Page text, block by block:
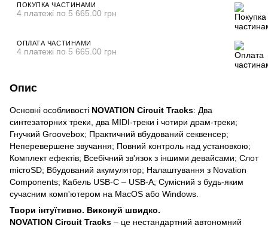
ПОКУПКА ЧАСТИНАМИ
4 платежі по 5 665.00 грн
ОПЛАТА ЧАСТИНАМИ
4 платежі по 5 665.00 грн
Опис
Основні особливості NOVATION Circuit Tracks: Два
синтезаторних треки, два MIDI-треки і чотири драм-треки;
Гнучкий Groovebox; Практичний вбудований секвенсер;
Неперевершене звучання; Повний контроль над установкою;
Комплект ефектів; Всебічний зв'язок з іншими девайсами; Слот
microSD; Вбудований акумулятор; Налаштування з Novation
Components; Кабель USB-C – USB-A; Сумісний з будь-яким
сучасним комп'ютером на MacOS або Windows.
Твори інтуїтивно. Виконуй швидко.
NOVATION Circuit Tracks – це нестандартний автономний